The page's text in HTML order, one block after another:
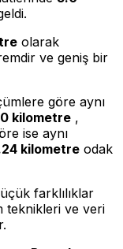
olarak
ve geniş bir
göre aynı
kilometre ,
ise aynı
kilometre odak
farklılıklar
teknikleri ve veri